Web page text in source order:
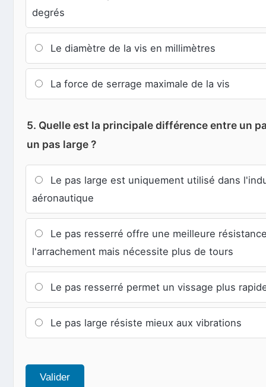
degrés
Le diamètre de la vis en millimètres
La force de serrage maximale de la vis
5. Quelle est la principale différence entre un
un pas large ?
Le pas large est uniquement utilisé dans
aéronautique
Le pas resserré offre une meilleure
l'arrachement mais nécessite plus de tours
Le pas resserré permet un vissage plus
Le pas large résiste mieux aux vibrations
Valider